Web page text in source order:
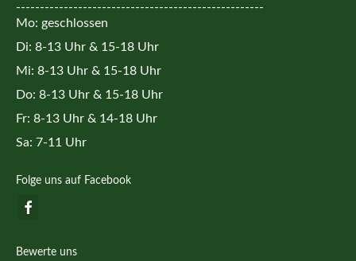
----------------------------------------------------
Mo: geschlossen
Di: 8-13 Uhr & 15-18 Uhr
Mi: 8-13 Uhr & 15-18 Uhr
Do: 8-13 Uhr & 15-18 Uhr
Fr: 8-13 Uhr & 14-18 Uhr
Sa: 7-11 Uhr
Folge uns auf Facebook
Bewerte uns